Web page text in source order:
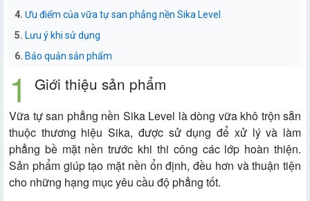
Ưu điểm của vữa tự san phẳng nền Sika Level
Lưu ý khi sử dụng
Bảo quản sản phẩm
Giới thiệu sản phẩm
Vữa tự san phẳng nền Sika Level là dòng vữa khô trộn sẵn
thuộc thương hiệu Sika, được sử dụng để xử lý và làm
phẳng bề mặt nền trước khi thi công các lớp hoàn thiện.
Sản phẩm giúp tạo mặt nền ổn định, đều hơn và thuận tiện
cho những hạng mục yêu cầu độ phẳng tốt.